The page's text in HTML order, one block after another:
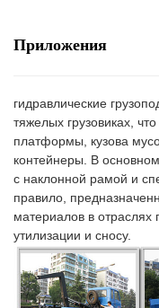
Приложения
гидравлические
тяжелых грузовиках,
платформы, кузова
контейнеры. В
с наклонной рамой и
правило,
материалов в отраслях
утилизации и сносу.